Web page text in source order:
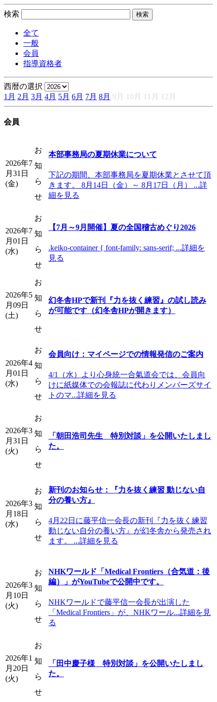
検索
全て
一般
会員
指導資格者
西暦の選択
1月 2月 3月 4月 5月 6月 7月 8月 9月 10月 11月 12月
会員
2026年7
月31日
(金)
お
知
ら
せ
本部事務局の夏期休業について
下記の期間、本部事務局を夏期休業とさせて頂
きます。 8月14日（金）～ 8月17日（月） ...詳
細を見る
2026年7
月01日
(水)
お
知
ら
せ
【7月～9月開催】夏の全国稽古めぐり2026
.keiko-container { font-family: sans-serif; ...詳細を
見る
2026年5
月09日
(土)
お
知
ら
せ
幻冬舎HPで新刊『力を抜く練習』の試し読み
が可能です（幻冬舎HPが開きます）
2026年4
月01日
(水)
お
知
ら
せ
会員向け：マイページでの情報発信のご案内
4/1（水）より心身統一合氣道会では、会員向
けに紙媒体での会報誌に代わりメンバーズサイ
トのマ...詳細を見る
2026年3
月31日
(火)
お
知
ら
せ
「朝田浩司先生 特別対談」を公開いたしまし
た。
2026年3
月18日
(水)
お
知
ら
せ
新刊のお知らせ：『力を抜く練習 動じない自
分の養い方』
4月22日に藤平信一会長の新刊『力を抜く練習
動じない自分の養い方』が幻冬舎から発売され
ます。 ...詳細を見る
2026年3
月10日
(火)
お
知
ら
せ
NHKワールド「Medical Frontiers（合気道：後
編）」がYouTubeで公開中です。
NHKワールドで藤平信一会長が出演した
「Medical Frontiers」が、NHKワール...詳細を見
る
2026年1
月20日
(火)
お
知
ら
せ
「田中慶子様 特別対談」を公開いたしまし
た。